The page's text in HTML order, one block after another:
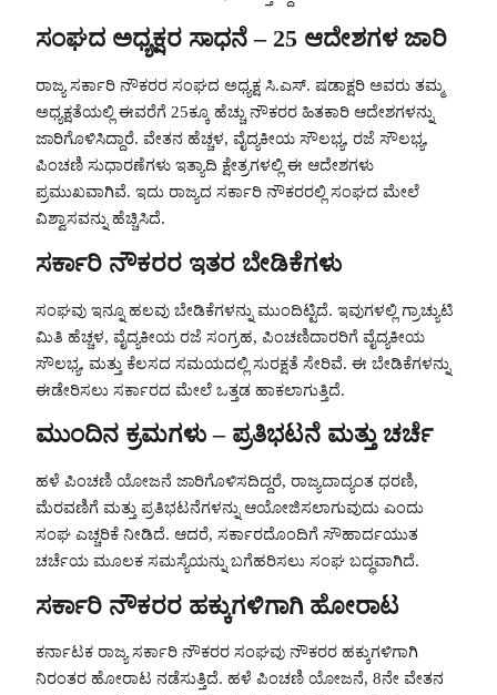
ಸಂಘದ ಅಧ್ಯಕ್ಷರ ಸಾಧನೆ – 25 ಆದೇಶಗಳ ಜಾರಿ
ರಾಜ್ಯ ಸರ್ಕಾರಿ ನೌಕರರ ಸಂಘದ ಅಧ್ಯಕ್ಷ ಸಿ.ಎಸ್. ಷಡಾಕ್ಷರಿ ಅವರು ತಮ್ಮ
ಅಧ್ಯಕ್ಷತೆಯಲ್ಲಿ ಈವರೆಗೆ 25ಕ್ಕೂ ಹೆಚ್ಚು ನೌಕರರ ಹಿತಕಾರಿ ಆದೇಶಗಳನ್ನು
ಜಾರಿಗೊಳಿಸಿದ್ದಾರೆ. ವೇತನ ಹೆಚ್ಚಳ, ವೈದ್ಯಕೀಯ ಸೌಲಭ್ಯ, ರಜೆ ಸೌಲಭ್ಯ,
ಪಿಂಚಣಿ ಸುಧಾರಣೆಗಳು ಇತ್ಯಾದಿ ಕ್ಷೇತ್ರಗಳಲ್ಲಿ ಈ ಆದೇಶಗಳು
ಪ್ರಮುಖವಾಗಿವೆ. ಇದು ರಾಜ್ಯದ ಸರ್ಕಾರಿ ನೌಕರರಲ್ಲಿ ಸಂಘದ ಮೇಲೆ
ವಿಶ್ವಾಸವನ್ನು ಹೆಚ್ಚಿಸಿದೆ.
ಸರ್ಕಾರಿ ನೌಕರರ ಇತರ ಬೇಡಿಕೆಗಳು
ಸಂಘವು ಇನ್ನೂ ಹಲವು ಬೇಡಿಕೆಗಳನ್ನು ಮುಂದಿಟ್ಟಿದೆ. ಇವುಗಳಲ್ಲಿ ಗ್ರಾಚ್ಯುಟಿ
ಮಿತಿ ಹೆಚ್ಚಳ, ವೈದ್ಯಕೀಯ ರಜೆ ಸಂಗ್ರಹ, ಪಿಂಚಣಿದಾರರಿಗೆ ವೈದ್ಯಕೀಯ
ಸೌಲಭ್ಯ, ಮತ್ತು ಕೆಲಸದ ಸಮಯದಲ್ಲಿ ಸುರಕ್ಷತೆ ಸೇರಿವೆ. ಈ ಬೇಡಿಕೆಗಳನ್ನು
ಈಡೇರಿಸಲು ಸರ್ಕಾರದ ಮೇಲೆ ಒತ್ತಡ ಹಾಕಲಾಗುತ್ತಿದೆ.
ಮುಂದಿನ ಕ್ರಮಗಳು – ಪ್ರತಿಭಟನೆ ಮತ್ತು ಚರ್ಚೆ
ಹಳೆ ಪಿಂಚಣಿ ಯೋಜನೆ ಜಾರಿಗೊಳಿಸದಿದ್ದರೆ, ರಾಜ್ಯದಾದ್ಯಂತ ಧರಣಿ,
ಮೆರವಣಿಗೆ ಮತ್ತು ಪ್ರತಿಭಟನೆಗಳನ್ನು ಆಯೋಜಿಸಲಾಗುವುದು ಎಂದು
ಸಂಘ ಎಚ್ಚರಿಕೆ ನೀಡಿದೆ. ಆದರೆ, ಸರ್ಕಾರದೊಂದಿಗೆ ಸೌಹಾರ್ದಯುತ
ಚರ್ಚೆಯ ಮೂಲಕ ಸಮಸ್ಯೆಯನ್ನು ಬಗೆಹರಿಸಲು ಸಂಘ ಬದ್ಧವಾಗಿದೆ.
ಸರ್ಕಾರಿ ನೌಕರರ ಹಕ್ಕುಗಳಿಗಾಗಿ ಹೋರಾಟ
ಕರ್ನಾಟಕ ರಾಜ್ಯ ಸರ್ಕಾರಿ ನೌಕರರ ಸಂಘವು ನೌಕರರ ಹಕ್ಕುಗಳಿಗಾಗಿ
ನಿರಂತರ ಹೋರಾಟ ನಡೆಸುತ್ತಿದೆ. ಹಳೆ ಪಿಂಚಣಿ ಯೋಜನೆ, 8ನೇ ವೇತನ